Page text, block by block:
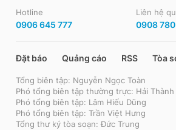
Hotline
0906 645 777
Liên hệ
0908
Đặt báo Quảng cáo RSS Tòa
Tổng biên tập: Nguyễn Ngọc Toàn
Phó tổng biên tập thường trực: Hải Thành
Phó tổng biên tập: Lâm Hiếu Dũng
Phó tổng biên tập: Trần Việt Hưng
Tổng thư ký tòa soạn: Đức Trung